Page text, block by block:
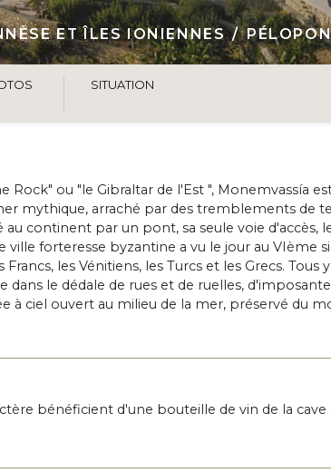
ET ÎLES IONIENNES
SITUATION
Rock" ou "le Gibraltar de l'Est ", Monemvassía
mythique, arraché par des tremblements de
continent par un pont, sa seule voie d'accès,
ville forteresse byzantine a vu le jour au VIème
Francs, les Vénitiens, les Turcs et les Grecs.
dans le dédale de rues et de ruelles,
à ciel ouvert au milieu de la mer, préservé du
bénéficient d'une bouteille de vin de la